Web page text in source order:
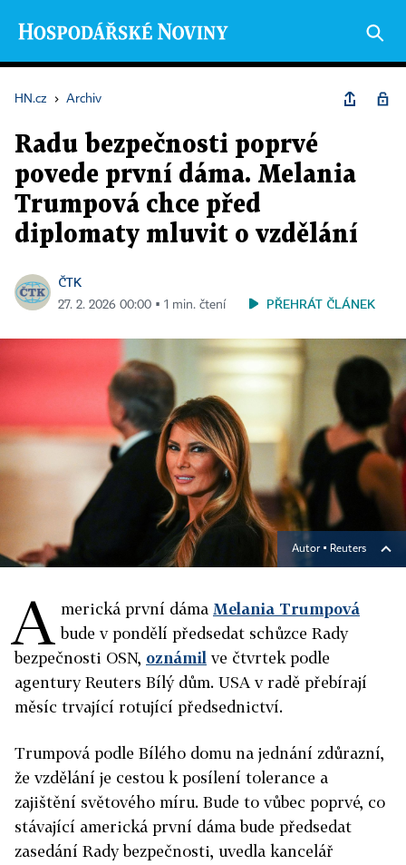
HN.cz › Archiv
Radu bezpečnosti poprvé
povede první dáma. Melania
Trumpová chce před
diplomaty mluvit o vzdělání
ČTK
27. 2. 2026 00:00 ▪ 1 min. čtení PŘEHRÁT ČLÁNEK
Autor ▪ Reuters
A merická první dáma Melania Trumpová
bude v pondělí předsedat schůzce Rady
bezpečnosti OSN, oznámil ve čtvrtek podle
agentury Reuters Bílý dům. USA v radě přebírají
měsíc trvající rotující předsednictví.
Trumpová podle Bílého domu na jednání zdůrazní,
že vzdělání je cestou k posílení tolerance a
zajištění světového míru. Bude to vůbec poprvé, co
stávající americká první dáma bude předsedat
zasedání Rady bezpečnosti, uvedla kancelář